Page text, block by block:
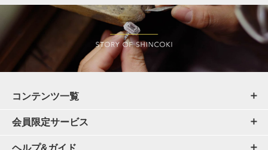
コンテンツ一覧
会員限定サービス
ヘルプ&ガイド